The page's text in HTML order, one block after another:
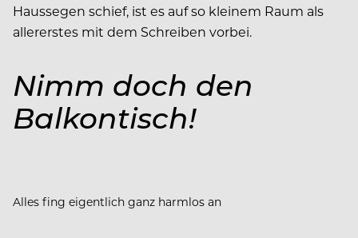
Haussegen schief, ist es auf so kleinem Raum als
allererstes mit dem Schreiben vorbei.
Nimm doch den
Balkontisch!
Alles fing eigentlich ganz harmlos an